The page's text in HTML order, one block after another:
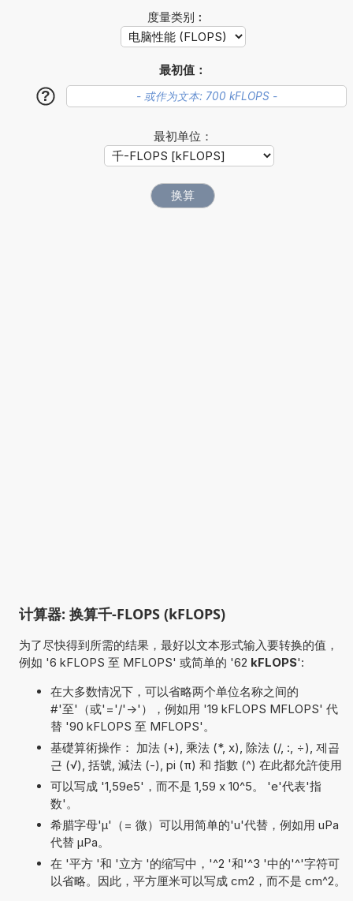
度量类别︰
最初值：
?
最初单位：
计算器: 换算千-FLOPS (kFLOPS)
为了尽快得到所需的结果，最好以文本形式输入要转换的值，
例如 '6 kFLOPS 至 MFLOPS' 或简单的 '62 kFLOPS':
在大多数情况下，可以省略两个单位名称之间的
#'至'（或'='/'->'），例如用 '19 kFLOPS MFLOPS' 代
替 '90 kFLOPS 至 MFLOPS'。
基礎算術操作： 加法 (+), 乘法 (*, x), 除法 (/, :, ÷), 제곱
근 (√), 括號, 減法 (-), pi (π) 和 指數 (^) 在此都允許使用
可以写成 '1,59e5'，而不是 1,59 x 10^5。 'e'代表'指
数'。
希腊字母'µ'（= 微）可以用简单的'u'代替，例如用 uPa
代替 µPa。
在 '平方 '和 '立方 '的缩写中，'^2 '和'^3 '中的'^'字符可
以省略。因此，平方厘米可以写成 cm2，而不是 cm^2。